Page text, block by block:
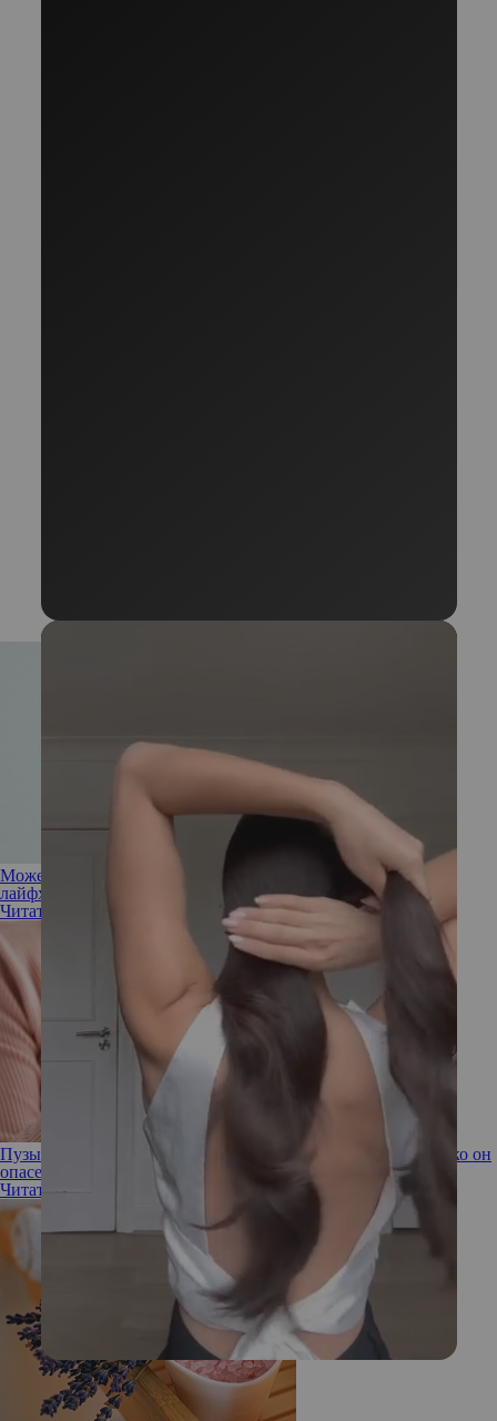
Может ли куркума отбелить зубы: насколько безопасен этот
лайфхак
Читать полностью
Пузырьки на пальцах: в чем причина дисгидроза и насколько он
опасен
Читать полностью